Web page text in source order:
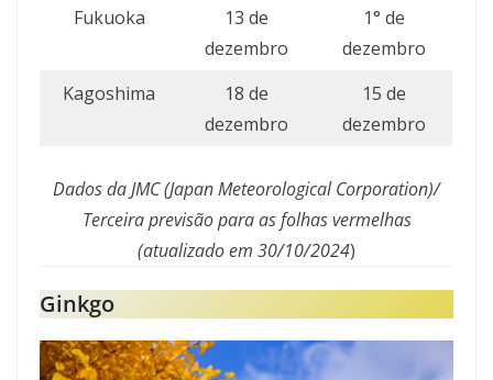
Fukuoka
13 de
dezembro
1° de
dezembro
Kagoshima
18 de
dezembro
15 de
dezembro
Dados da JMC (Japan Meteorological Corporation)/
Terceira previsão para as folhas vermelhas
(atualizado em 30/10/2024)
Ginkgo